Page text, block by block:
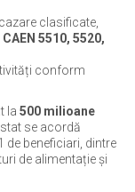
clasificate,
CAEN 5510, 5520,
conform
la 500 milioane
stat se acordă
de beneficiari, dintre
de alimentație și